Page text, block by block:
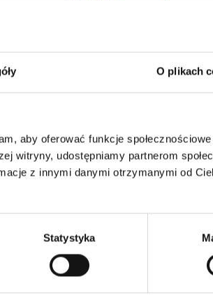
O plikach
aby oferować funkcje
witryny, udostępniamy partnerom
z innymi danymi otrzymanymi od
Statystyka
program lojalnościowy.